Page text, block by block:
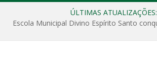
ÚLTIMAS ATUALIZAÇÕES: